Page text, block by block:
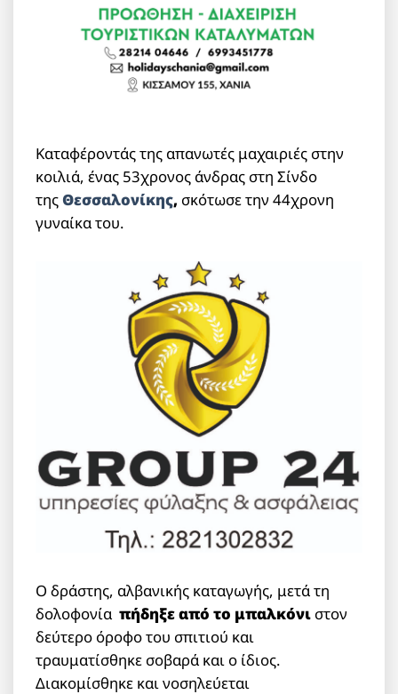
Καταφέροντάς της απανωτές μαχαιριές στην
κοιλιά, ένας 53χρονος άνδρας στη Σίνδο
της Θεσσαλονίκης, σκότωσε την 44χρονη
γυναίκα του.
Ο δράστης, αλβανικής καταγωγής, μετά τη
δολοφονίαπήδηξε από το μπαλκόνι στον
δεύτερο όροφο του σπιτιού και
τραυματίσθηκε σοβαρά και ο ίδιος.
Διακομίσθηκε και νοσηλεύεται